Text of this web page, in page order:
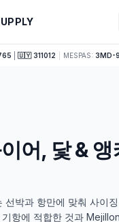
🇺🇾 311012 MESPAS: 3MD-
어, 닻 & 앵
선박과 항만에 맞춰 사이
항에 적합한 것과